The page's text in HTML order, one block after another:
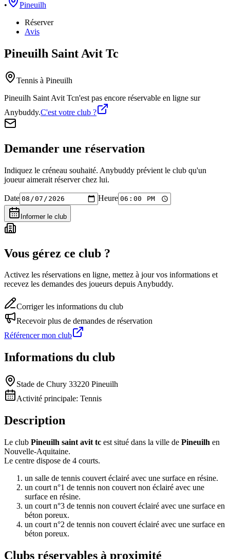
•
Pineuilh
Réserver
Avis
Pineuilh Saint Avit Tc
Tennis à Pineuilh
Pineuilh Saint Avit Tcn'est pas encore réservable en ligne sur
Anybuddy.C'est votre club ?
Demander une réservation
Indiquez le créneau souhaité. Anybuddy prévient le club qu'un
joueur aimerait réserver chez lui.
Date Heure
Informer le club
Vous gérez ce club ?
Activez les réservations en ligne, mettez à jour vos informations et
recevez les demandes des joueurs depuis Anybuddy.
Corriger les informations du club
Recevoir plus de demandes de réservation
Référencer mon club
Informations du club
Stade de Chury 33220 Pineuilh
Activité principale: Tennis
Description
Le club Pineuilh saint avit tc est situé dans la ville de Pineuilh en
Nouvelle-Aquitaine.
Le centre dispose de 4 courts.
un salle de tennis couvert éclairé avec une surface en résine.
un court n°1 de tennis non couvert non éclairé avec une
surface en résine.
un court n°3 de tennis non couvert éclairé avec une surface en
béton poreux.
un court n°2 de tennis non couvert éclairé avec une surface en
béton poreux.
Clubs réservables à proximité